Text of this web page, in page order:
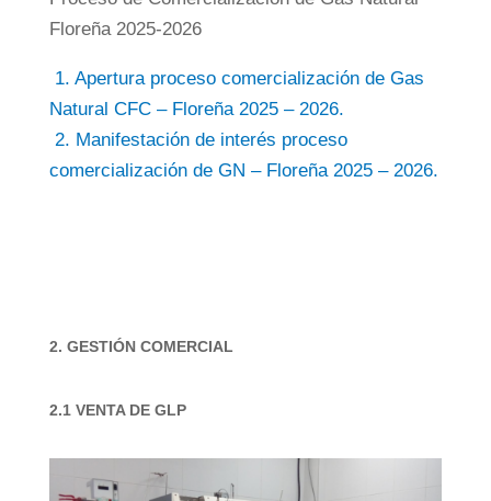
Floreña 2025-2026
1. Apertura proceso comercialización de Gas
Natural CFC – Floreña 2025 – 2026.
2. Manifestación de interés proceso
comercialización de GN – Floreña 2025 – 2026.
2. GESTIÓN COMERCIAL
2.1 VENTA DE GLP